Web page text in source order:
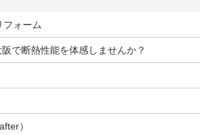
フォーム
で断熱性能を体感しませんか？
）